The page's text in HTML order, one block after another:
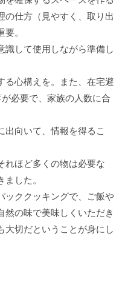
の仕方（見やすく、取り出
。
識して使用しながら準備し
る心構えを。また、在宅避
必要で、家族の人数に合
出向いて、情報を得るこ
れほど多くの物は必要な
した。
ククッキングで、ご飯や
然の味で美味しくいただき
大切だということが身にし